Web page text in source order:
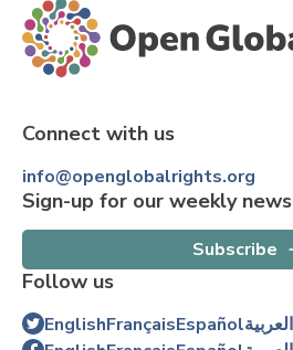
Connect with us
info@openglobalrights.org
Sign-up for our weekly
Subscribe
Follow us
EnglishFrançaisEspañolالعربية